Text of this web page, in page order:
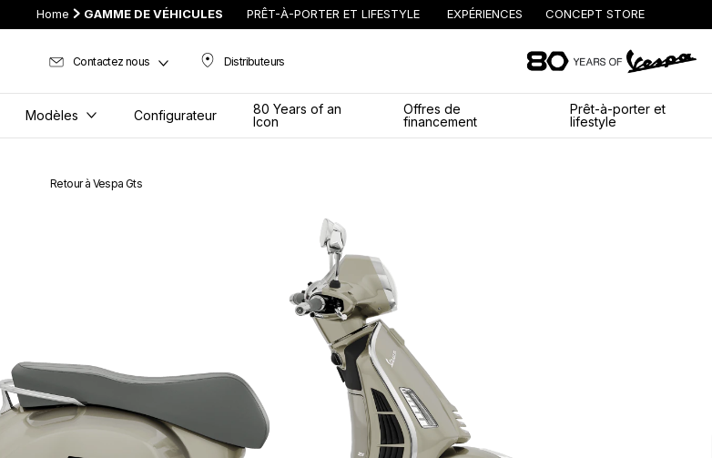
Home GAMME DE VÉHICULES PRÊT-À-PORTER ET LIFESTYLE EXPÉRIENCES CONCEPT STORE
Distributeurs
Distributeurs
Contactez nous
Modèles Configurateur
80 Years of an
Icon
Offres de
financement
Prêt-à-porter et
lifestyle
Retour à Vespa Gts